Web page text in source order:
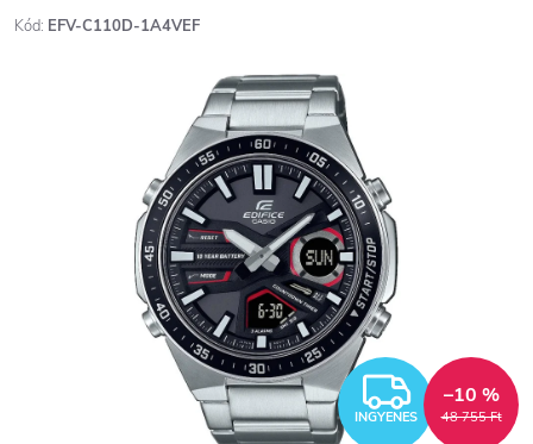
Kód: EFV-C110D-1A4VEF
INGYENES 48 755 Ft
–10 %